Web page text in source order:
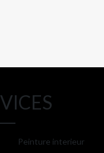
Peinture interieur